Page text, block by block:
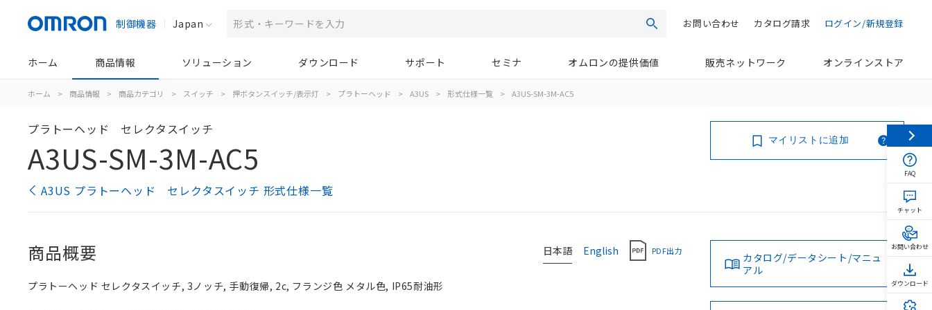
制御機器 Japan 検索 ログイン/新規登録
カタログ請求
お問い合わせ
ホーム 商品情報 ソリューション ダウンロード サポート セミナ オムロンの提供価値 販売ネットワーク オンラインストア
ホーム > 商品情報 > 商品カテゴリ > スイッチ > 押ボタンスイッチ/表示灯 > プラトーヘッド > A3US > 形式仕様一覧 > A3US-SM-3M-AC5
プラトーヘッド セレクタスイッチ
A3US-SM-3M-AC5
A3US プラトーヘッド セレクタスイッチ 形式仕様一覧
マイリストに追加
日本語 English PDF出力
商品概要
プラトーヘッド セレクタスイッチ, 3ノッチ, 手動復帰, 2c, フランジ色 メタル色, IP65耐油形
カタログ/データシート/マニュ
アル
FAQ
チャット
お問い合わせ
ダウンロード